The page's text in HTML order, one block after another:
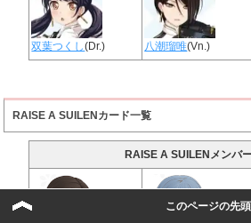
双葉つくし(Dr.) 八潮瑠唯(Vn.)
RAISE A SUILENカード一覧
RAISE A SUILENメンバ
このページの先